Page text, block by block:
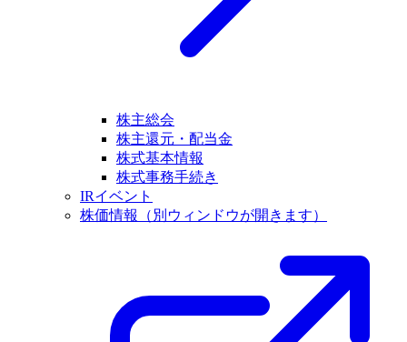
株主総会
株主還元・配当金
株式基本情報
株式事務手続き
IRイベント
株価情報
（別ウィンドウが開きます）